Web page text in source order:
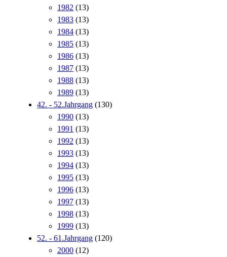
1982 (13)
1983 (13)
1984 (13)
1985 (13)
1986 (13)
1987 (13)
1988 (13)
1989 (13)
42. - 52.Jahrgang (130)
1990 (13)
1991 (13)
1992 (13)
1993 (13)
1994 (13)
1995 (13)
1996 (13)
1997 (13)
1998 (13)
1999 (13)
52. - 61.Jahrgang (120)
2000 (12)